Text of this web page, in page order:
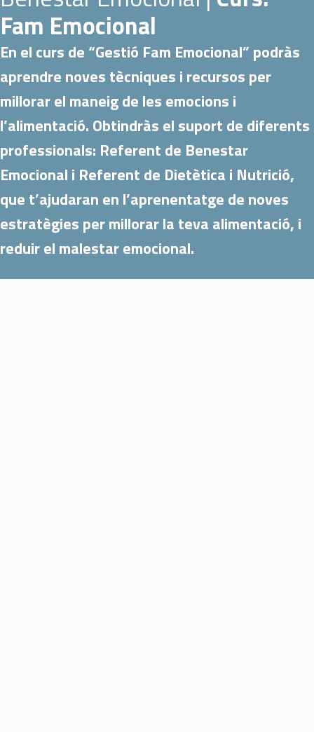
Fam Emocional
En el curs de “Gestió Fam Emocional” podràs
aprendre noves tècniques i recursos per
millorar el maneig de les emocions i
l’alimentació. Obtindràs el suport de diferents
professionals: Referent de Benestar
Emocional i Referent de Dietètica i Nutrició,
que t’ajudaran en l’aprenentatge de noves
estratègies per millorar la teva alimentació, i
reduir el malestar emocional.